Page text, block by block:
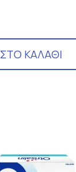
ΣΤΟ ΚΑΛΑΘΙ